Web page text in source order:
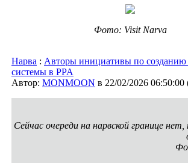
Фото: Visit Narva
Нарва : Авторы инициативы по созданию
системы в PPA
Автор: MONMOON в 22/02/2026 06:50:00
Сейчас очереди на нарвской границе